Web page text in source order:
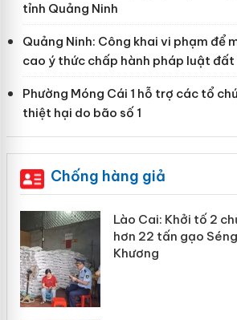
tỉnh Quảng Ninh
Quảng Ninh: Công khai vi phạm để
cao ý thức chấp hành pháp luật đất
Phường Móng Cái 1 hỗ trợ các tổ
thiệt hại do bão số 1
Chống hàng giả
Lào Cai: Khởi tố 2
hơn 22 tấn gạo
Khương